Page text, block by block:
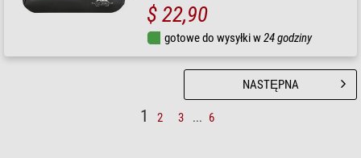
$ 22,90
gotowe do wysyłki w24 godziny
1 2 3 ... 6
NASTĘPNA